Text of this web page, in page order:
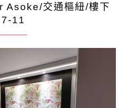
Asoke/交通樞紐/樓下
7-11